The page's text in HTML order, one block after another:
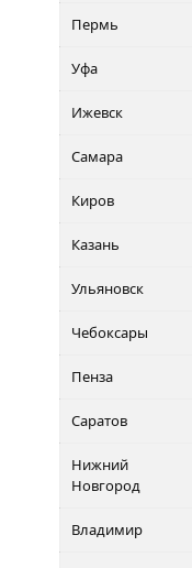
Пермь
Уфа
Ижевск
Самара
Киров
Казань
Ульяновск
Чебоксары
Пенза
Саратов
Нижний
Новгород
Владимир